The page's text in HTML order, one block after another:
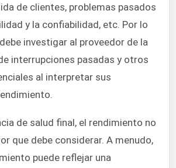
de clientes, problemas pasados
y la confiabilidad, etc. Por lo
investigar al proveedor de la
interrupciones pasadas y otros
al interpretar sus
de salud final, el rendimiento no
que debe considerar. A menudo,
puede reflejar una